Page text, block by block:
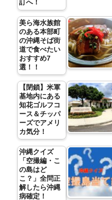
訂へ！
美ら海水族館
のある本部町
の沖縄そば街
道で食べたい
おすすめ7
選！！
【閉鎖】米軍
基地内にある
知花ゴルフコ
ース＆チッパ
ーズでアメリ
カ気分！
沖縄クイズ
「空撮編・こ
の島はど
こ？」全問正
解したら沖縄
病確定！